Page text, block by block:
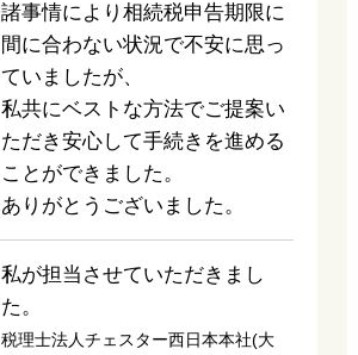
諸事情により相続税申告期限に
間に合わない状況で不安に思っ
ていましたが、
私共にベストな方法でご提案い
ただき安心して手続きを進める
ことができました。
ありがとうございました。
私が担当させていただきまし
た。
税理士法人チェスター西日本本社(大